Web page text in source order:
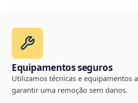
Equipamentos seguros
Utilizamos técnicas e equipamentos
garantir uma remoção sem danos.